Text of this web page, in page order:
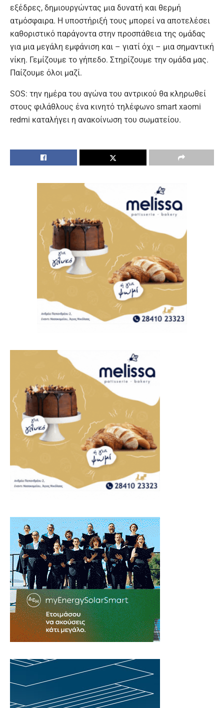
εξέδρες, δημιουργώντας μια δυνατή και θερμή
ατμόσφαιρα. Η υποστήριξή τους μπορεί να αποτελέσει
καθοριστικό παράγοντα στην προσπάθεια της ομάδας
για μια μεγάλη εμφάνιση και – γιατί όχι – μια σημαντική
νίκη. Γεμίζουμε το γήπεδο. Στηρίζουμε την ομάδα μας.
Παίζουμε όλοι μαζί.
SOS: την ημέρα του αγώνα του αντρικού θα κληρωθεί
στους φιλάθλους ένα κινητό τηλέφωνο smart xaomi
redmi καταλήγει η ανακοίνωση του σωματείου.